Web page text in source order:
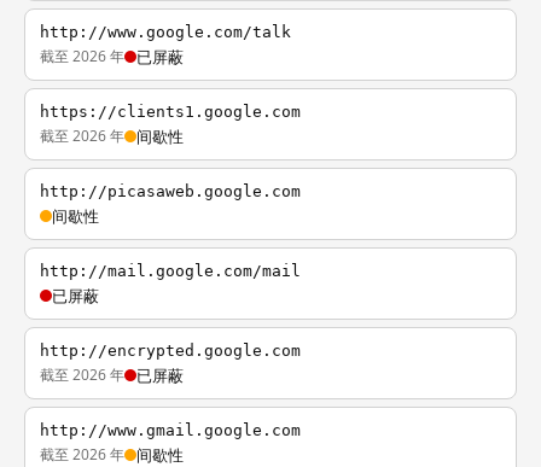
http://www.google.com/talk
截至 2026 年 已屏蔽
https://clients1.google.com
截至 2026 年 间歇性
http://picasaweb.google.com
间歇性
http://mail.google.com/mail
已屏蔽
http://encrypted.google.com
截至 2026 年 已屏蔽
http://www.gmail.google.com
截至 2026 年 间歇性